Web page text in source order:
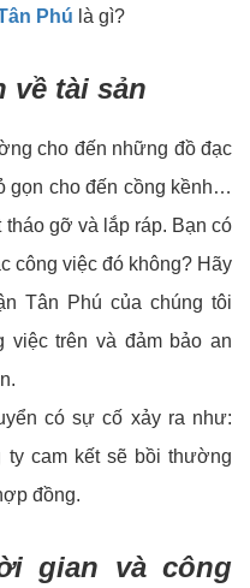
Phú là gì?
về tài sản
cho đến những đồ đạc
gọn cho đến cồng kềnh…
gỡ và lắp ráp. Bạn có
công việc đó không? Hãy
Tân Phú của chúng tôi
việc trên và đảm bảo an
có sự cố xảy ra như:
cam kết sẽ bồi thường
đồng.
gian và công